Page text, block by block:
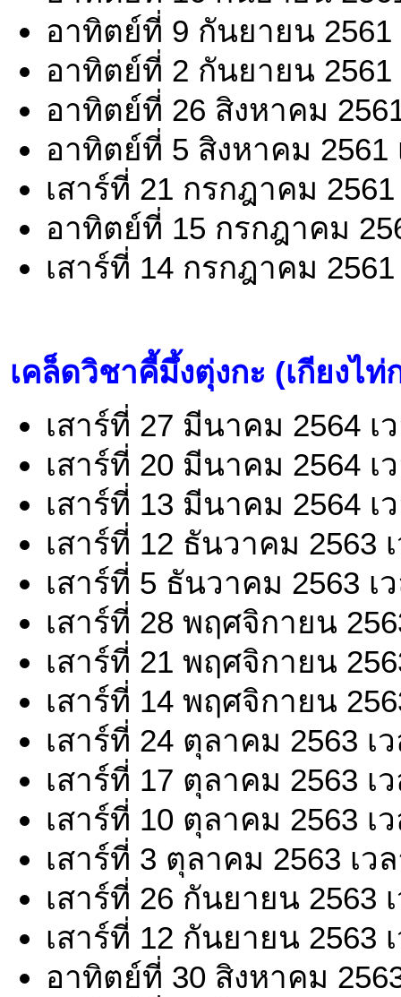
อาทิตย์ที่ 9 กันยายน 2561
อาทิตย์ที่ 2 กันยายน 2561
อาทิตย์ที่ 26 สิงหาคม
อาทิตย์ที่ 5 สิงหาคม 2561
เสาร์ที่ 21 กรกฎาคม
อาทิตย์ที่ 15 กรกฎาคม
เสาร์ที่ 14 กรกฎาคม
เคล็ดวิชาคี้มึ้งตุ่งกะ (เกียงไท่
เสาร์ที่ 27 มีนาคม 2564 เ
เสาร์ที่ 20 มีนาคม 2564 เ
เสาร์ที่ 13 มีนาคม 2564 เ
เสาร์ที่ 12 ธันวาคม 2563
เสาร์ที่ 5 ธันวาคม 2563 เ
เสาร์ที่ 28 พฤศจิกายน
เสาร์ที่ 21 พฤศจิกายน
เสาร์ที่ 14 พฤศจิกายน
เสาร์ที่ 24 ตุลาคม 2563 เ
เสาร์ที่ 17 ตุลาคม 2563 เ
เสาร์ที่ 10 ตุลาคม 2563 เ
เสาร์ที่ 3 ตุลาคม 2563 เว
เสาร์ที่ 26 กันยายน 2563
เสาร์ที่ 12 กันยายน 2563
อาทิตย์ที่ 30 สิงหาคม